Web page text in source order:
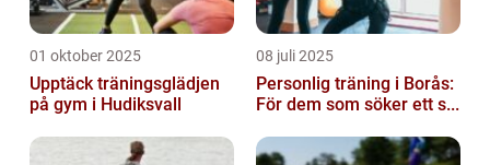
01 oktober 2025
Upptäck träningsglädjen
på gym i Hudiksvall
08 juli 2025
Personlig träning i Borås:
För dem som söker ett s...